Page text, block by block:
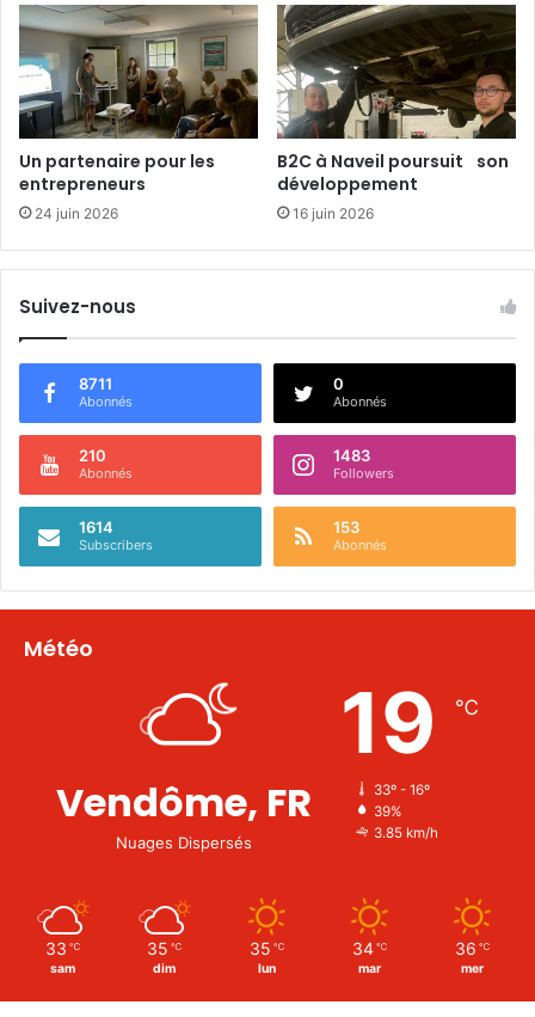
t
m
e
n
a
e
d
e
c
n
i
c
a
Un partenaire pour les
entrepreneurs
24 juin 2026
B2C à Naveil poursuit son
développement
16 juin 2026
Suivez-nous
8711
Abonnés
0
Abonnés
210
Abonnés
1483
Followers
1614
Subscribers
153
Abonnés
Météo
Vendôme, FR
Nuages Dispersés
19 ℃
33º - 16º
39%
3.85 km/h
33 ℃
sam
35 ℃
dim
35 ℃
lun
34 ℃
mar
36 ℃
mer